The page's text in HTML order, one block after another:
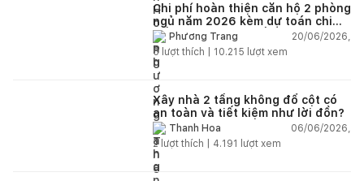
Chi phí hoàn thiện căn hộ 2 phòng
ngủ năm 2026 kèm dự toán chi
tiết và ví dụ thực tế
Phương Trang
20/06/2026,
5 lượt thích | 10.215 lượt xem
Xây nhà 2 tầng không đổ cột có
an toàn và tiết kiệm như lời đồn?
Thanh Hoa
06/06/2026,
2lượt thích | 4.191 lượt xem